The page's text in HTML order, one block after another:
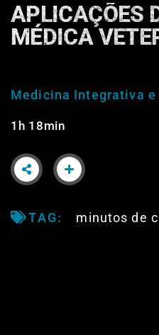
APLICAÇÕES
MÉDICA
Medicina Integrativa e
1h 18min
TAG: minutos de